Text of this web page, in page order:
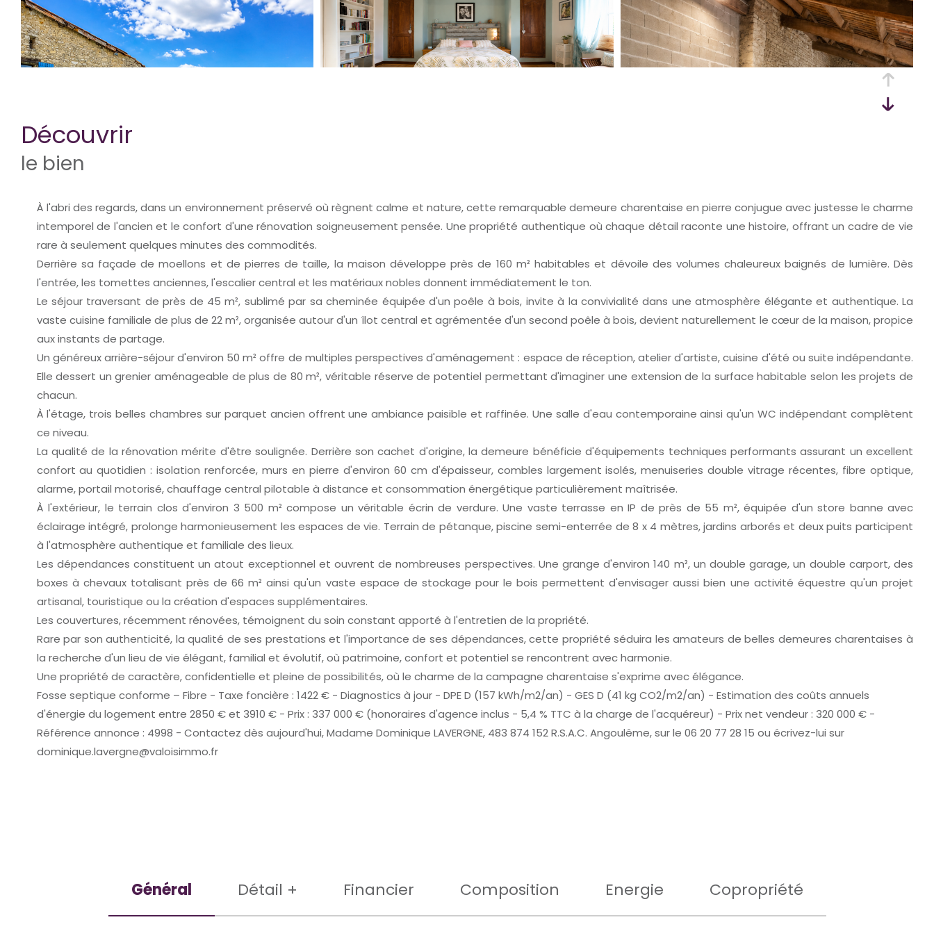
découvrir
le bien
À l'abri des regards, dans un environnement préservé où règnent calme et nature, cette remarquable demeure charentaise en pierre conjugue avec justesse le charme
intemporel de l'ancien et le confort d'une rénovation soigneusement pensée. Une propriété authentique où chaque détail raconte une histoire, offrant un cadre de vie
rare à seulement quelques minutes des commodités.
Derrière sa façade de moellons et de pierres de taille, la maison développe près de 160 m² habitables et dévoile des volumes chaleureux baignés de lumière. Dès
l'entrée, les tomettes anciennes, l'escalier central et les matériaux nobles donnent immédiatement le ton.
Le séjour traversant de près de 45 m², sublimé par sa cheminée équipée d'un poêle à bois, invite à la convivialité dans une atmosphère élégante et authentique. La
vaste cuisine familiale de plus de 22 m², organisée autour d'un îlot central et agrémentée d'un second poêle à bois, devient naturellement le cœur de la maison, propice
aux instants de partage.
Un généreux arrière-séjour d'environ 50 m² offre de multiples perspectives d'aménagement : espace de réception, atelier d'artiste, cuisine d'été ou suite indépendante.
Elle dessert un grenier aménageable de plus de 80 m², véritable réserve de potentiel permettant d'imaginer une extension de la surface habitable selon les projets de
chacun.
À l'étage, trois belles chambres sur parquet ancien offrent une ambiance paisible et raffinée. Une salle d'eau contemporaine ainsi qu'un WC indépendant complètent
ce niveau.
La qualité de la rénovation mérite d'être soulignée. Derrière son cachet d'origine, la demeure bénéficie d'équipements techniques performants assurant un excellent
confort au quotidien : isolation renforcée, murs en pierre d'environ 60 cm d'épaisseur, combles largement isolés, menuiseries double vitrage récentes, fibre optique,
alarme, portail motorisé, chauffage central pilotable à distance et consommation énergétique particulièrement maîtrisée.
À l'extérieur, le terrain clos d'environ 3 500 m² compose un véritable écrin de verdure. Une vaste terrasse en IP de près de 55 m², équipée d'un store banne avec
éclairage intégré, prolonge harmonieusement les espaces de vie. Terrain de pétanque, piscine semi-enterrée de 8 x 4 mètres, jardins arborés et deux puits participent
à l'atmosphère authentique et familiale des lieux.
Les dépendances constituent un atout exceptionnel et ouvrent de nombreuses perspectives. Une grange d'environ 140 m², un double garage, un double carport, des
boxes à chevaux totalisant près de 66 m² ainsi qu'un vaste espace de stockage pour le bois permettent d'envisager aussi bien une activité équestre qu'un projet
artisanal, touristique ou la création d'espaces supplémentaires.
Les couvertures, récemment rénovées, témoignent du soin constant apporté à l'entretien de la propriété.
Rare par son authenticité, la qualité de ses prestations et l'importance de ses dépendances, cette propriété séduira les amateurs de belles demeures charentaises à
la recherche d'un lieu de vie élégant, familial et évolutif, où patrimoine, confort et potentiel se rencontrent avec harmonie.
Une propriété de caractère, confidentielle et pleine de possibilités, où le charme de la campagne charentaise s'exprime avec élégance.
Fosse septique conforme – Fibre - Taxe foncière : 1422 € - Diagnostics à jour - DPE D (157 kWh/m2/an) - GES D (41 kg CO2/m2/an) - Estimation des coûts annuels
d'énergie du logement entre 2850 € et 3910 € - Prix : 337 000 € (honoraires d'agence inclus - 5,4 % TTC à la charge de l'acquéreur) - Prix net vendeur : 320 000 € -
Référence annonce : 4998 - Contactez dès aujourd'hui, Madame Dominique LAVERGNE, 483 874 152 R.S.A.C. Angoulême, sur le 06 20 77 28 15 ou écrivez-lui sur
dominique.lavergne@valoisimmo.fr
Général Détail + Financier Composition Energie Copropriété